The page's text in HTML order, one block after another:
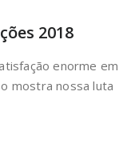
2018
enorme em
mostra nossa luta